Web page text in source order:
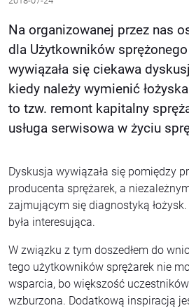
Na organizowanej przez nas
dla Użytkowników
wywiązała się ciekawa
kiedy należy wymienić
to tzw. remont kapitalny
usługa serwisowa w życiu
Dyskusja wywiązała się pomiędzy
producenta sprężarek, a
zajmującym się diagnostyką
była interesująca.
W związku z tym doszedłem do
tego użytkowników sprężarek nie
wsparcia, bo większość
wzburzona. Dodatkową inspiracją